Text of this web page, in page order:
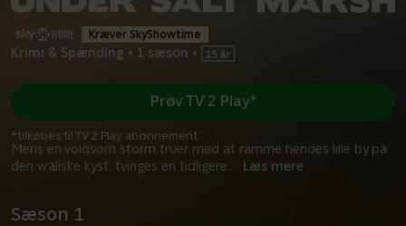
Kræver SkyShowtime
Krimi & Spænding • 1 sæson •
Mens en voldsom storm truer med at ramme hendes lille by på
den waliske kyst, tvinges en tidligere... Læs mere
Prøv TV 2 Play*
*tilkøbes til TV 2 Play abonnement
Sæson 1